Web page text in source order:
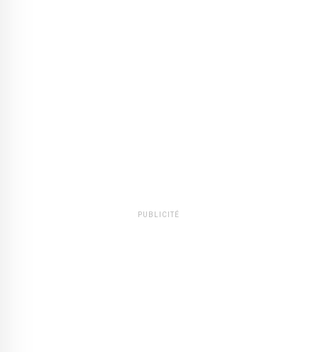
PUBLICITÉ